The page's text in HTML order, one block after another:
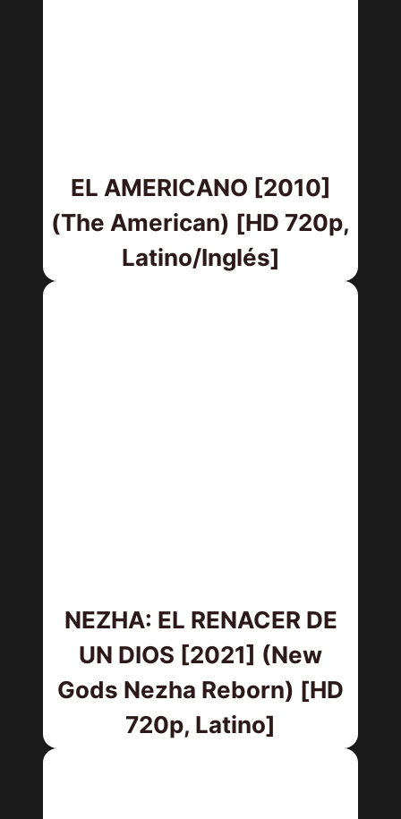
EL AMERICANO [2010]
(The American) [HD 720p,
Latino/Inglés]
NEZHA: EL RENACER DE
UN DIOS [2021] (New
Gods Nezha Reborn) [HD
720p, Latino]